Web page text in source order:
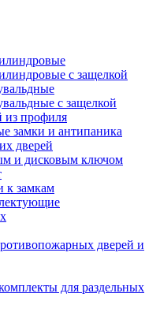
с защелкой
с защелкой
из профиля
замки и антипаника
дверей
и дисковым ключом
к замкам
дверей и
для раздельных